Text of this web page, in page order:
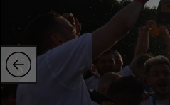
Echipa Națională
Fotbal feminin
Special